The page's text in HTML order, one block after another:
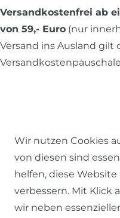
Versandkostenfrei ab
von 59,- Euro (nur
Versand ins Ausland gilt
© 2026 SCHÖNER
Wir nutzen Cookies
von diesen sind
helfen, diese
verbessern. Mit Klick
wir neben